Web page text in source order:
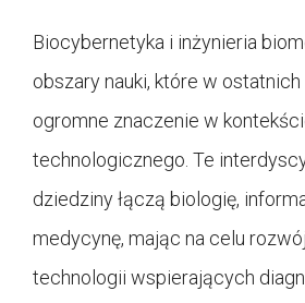
Biocybernetyka i inżynieria
obszary nauki, które w ostatnich
ogromne znaczenie w
technologicznego. Te
dziedziny łączą biologię,
medycynę, mając na celu
technologii wspierających